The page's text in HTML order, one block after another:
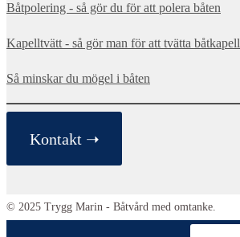
Båtpolering - så gör du för att polera båten
Kapelltvätt - så gör man för att tvätta båtkapell
Så minskar du mögel i båten
Kontakt ➝
© 2025 Trygg Marin - Båtvård med omtanke.